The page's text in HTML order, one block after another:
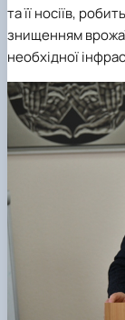
та її носіїв,
знищенням
необхідної